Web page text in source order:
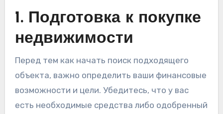
1. Подготовка к покупке
недвижимости
Перед тем как начать поиск подходящего
объекта, важно определить ваши финансовые
возможности и цели. Убедитесь, что у вас
есть необходимые средства либо одобренный